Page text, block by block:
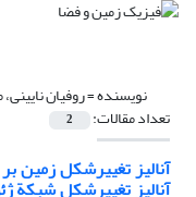
نویسنده =روفیان
تعداد مقالات: 2
آنالیز تغییرشکل زمین